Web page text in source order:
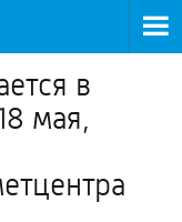
в
мая,